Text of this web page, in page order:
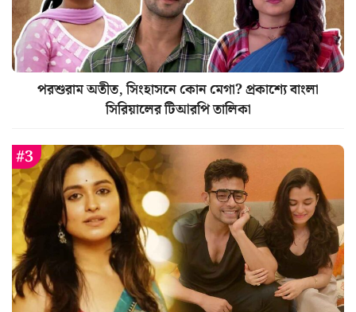
পরশুরাম অতীত, সিংহাসনে কোন মেগা? প্রকাশ্যে বাংলা
সিরিয়ালের টিআরপি তালিকা